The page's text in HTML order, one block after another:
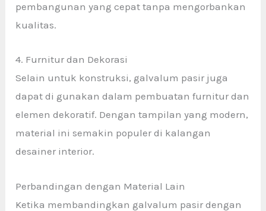
pembangunan yang cepat tanpa mengorbankan
kualitas.
4. Furnitur dan Dekorasi
Selain untuk konstruksi, galvalum pasir juga
dapat di gunakan dalam pembuatan furnitur dan
elemen dekoratif. Dengan tampilan yang modern,
material ini semakin populer di kalangan
desainer interior.
Perbandingan dengan Material Lain
Ketika membandingkan galvalum pasir dengan